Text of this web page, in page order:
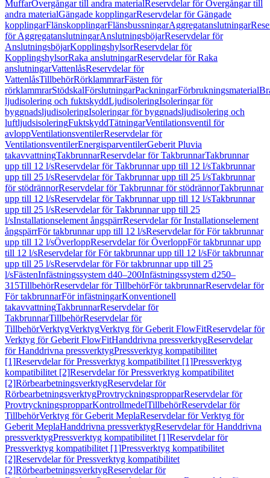
MuffarÖvergångar till andra materialReservdelar för Övergångar till
andra materialGängade kopplingarReservdelar för Gängade
kopplingarFlänskopplingarFlänsbussningarAggregatanslutningar
för AggregatanslutningarAnslutningsböjarReservdelar för
AnslutningsböjarKopplingshylsorReservdelar för
KopplingshylsorRaka anslutningarReservdelar för Raka
anslutningarVattenlåsReservdelar för
VattenlåsTillbehörRörklammrarFästen för
rörklammrarStödskalFörslutningarPackningarFörbrukningsmaterial
ljudisolering och fuktskyddLjudisoleringIsoleringar för
byggnadsljudisoleringIsoleringar för byggnadsljudisolering och
luftljudsisoleringFuktskyddTätningarVentilationsventil för
avloppVentilationsventilerReservdelar för
VentilationsventilerEnergisparventilerGeberit Pluvia
takavvattningTakbrunnarReservdelar för TakbrunnarTakbrunnar
upp till 12 l/sReservdelar för Takbrunnar upp till 12 l/sTakbrunnar
upp till 25 l/sReservdelar för Takbrunnar upp till 25 l/sTakbrunnar
för stödrännorReservdelar för Takbrunnar för stödrännorTakbrunnar
upp till 12 l/sReservdelar för Takbrunnar upp till 12 l/sTakbrunnar
upp till 25 l/sReservdelar för Takbrunnar upp till 25
l/sInstallationselement ångspärrReservdelar för Installationselement
ångspärrFör takbrunnar upp till 12 l/sReservdelar för För takbrunnar
upp till 12 l/sÖverloppReservdelar för ÖverloppFör takbrunnar upp
till 12 l/sReservdelar för För takbrunnar upp till 12 l/sFör takbrunnar
upp till 25 l/sReservdelar för För takbrunnar upp till 25
l/sFästenInfästningssystem d40–200Infästningssystem d250–
315TillbehörReservdelar för TillbehörFör takbrunnarReservdelar för
För takbrunnarFör infästningarKonventionell
takavvattningTakbrunnarReservdelar för
TakbrunnarTillbehörReservdelar för
TillbehörVerktygVerktygVerktyg för Geberit FlowFitReservdelar för
Verktyg för Geberit FlowFitHanddrivna pressverktygReservdelar
för Handdrivna pressverktygPressverktyg kompatibilitet
[1]Reservdelar för Pressverktyg kompatibilitet [1]Pressverktyg
kompatibilitet [2]Reservdelar för Pressverktyg kompatibilitet
[2]RörbearbetningsverktygReservdelar för
RörbearbetningsverktygProvtryckningspropparReservdelar för
ProvtryckningspropparKontrollmedelTillbehörReservdelar för
TillbehörVerktyg för Geberit MeplaReservdelar för Verktyg för
Geberit MeplaHanddrivna pressverktygReservdelar för Handdrivna
pressverktygPressverktyg kompatibilitet [1]Reservdelar för
Pressverktyg kompatibilitet [1]Pressverktyg kompatibilitet
[2]Reservdelar för Pressverktyg kompatibilitet
[2]RörbearbetningsverktygReservdelar för